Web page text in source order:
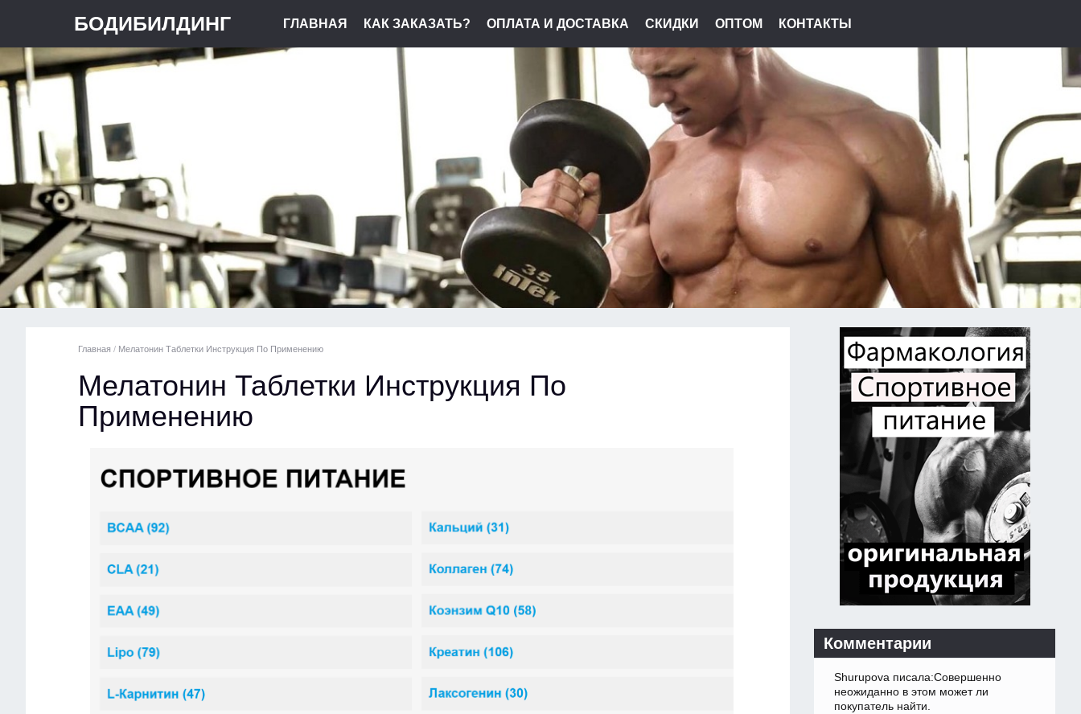
БОДИБИЛДИНГ ГЛАВНАЯ КАК ЗАКАЗАТЬ? ОПЛАТА И ДОСТАВКА СКИДКИ ОПТОМ КОНТАКТЫ
Главная / Мелатонин Таблетки Инструкция По Применению
Мелатонин Таблетки Инструкция По
Применению
Комментарии
Shurupova писала:Совершенно
неожиданно в этом может ли
покупатель найти.